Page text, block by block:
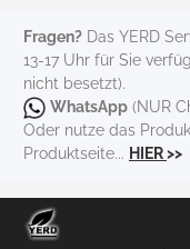
Fragen? Das YERD
13-17 Uhr für Sie
nicht besetzt).
WhatsApp (NUR
Oder nutze das
Produktseite... HIER>>